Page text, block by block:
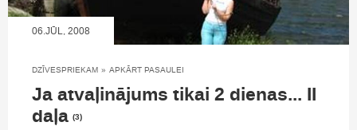
06.JŪL, 2008
DZĪVESPRIEKAM » APKĀRT PASAULEI
Ja atvaļinājums tikai 2 dienas... II
daļa (3)